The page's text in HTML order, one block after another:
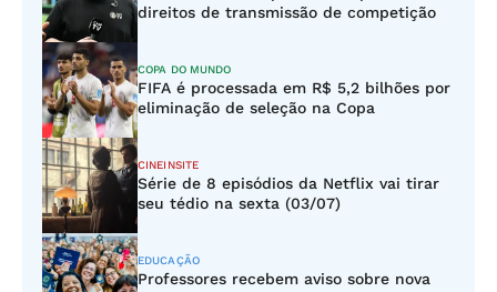
direitos de transmissão de competição
COPA DO MUNDO
FIFA é processada em R$ 5,2 bilhões por
eliminação de seleção na Copa
CINEINSITE
Série de 8 episódios da Netflix vai tirar
seu tédio na sexta (03/07)
EDUCAÇÃO
Professores recebem aviso sobre nova